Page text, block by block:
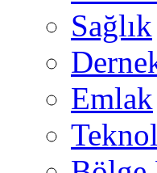
Sağlık
Emlak